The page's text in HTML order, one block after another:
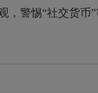
警惕“社交货币”